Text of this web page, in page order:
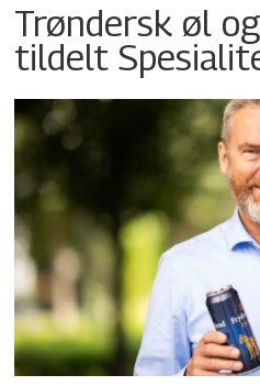
Trøndersk øl
tildelt